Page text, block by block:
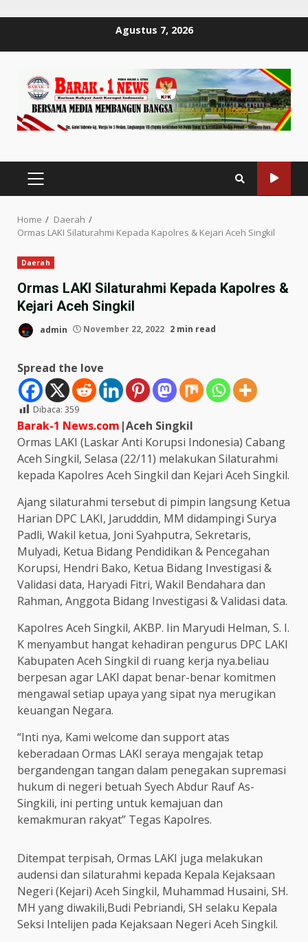
Agustus 7, 2026
PRIMARY
MENU
Home
Daerah
Ormas LAKI Silaturahmi Kepada Kapolres & Kejari Aceh Singkil
Daerah
Ormas LAKI Silaturahmi Kepada Kapolres &
Kejari Aceh Singkil
admin November 22, 2022 2 min read
Spread the love
Dibaca: 359
Barak-1 News.com |Aceh Singkil
Ormas LAKI (Laskar Anti Korupsi Indonesia) Cabang
Aceh Singkil, Selasa (22/11) melakukan Silaturahmi
kepada Kapolres Aceh Singkil dan Kejari Aceh Singkil.
Ajang silaturahmi tersebut di pimpin langsung Ketua
Harian DPC LAKI, Jarudddin, MM didampingi Surya
Padli, Wakil ketua, Joni Syahputra, Sekretaris,
Mulyadi, Ketua Bidang Pendidikan & Pencegahan
Korupsi, Hendri Bako, Ketua Bidang Investigasi &
Validasi data, Haryadi Fitri, Wakil Bendahara dan
Rahman, Anggota Bidang Investigasi & Validasi data.
Kapolres Aceh Singkil, AKBP. Iin Maryudi Helman, S. I.
K menyambut hangat kehadiran pengurus DPC LAKI
Kabupaten Aceh Singkil di ruang kerja nya.beliau
berpesan agar LAKI dapat benar-benar komitmen
mengawal setiap upaya yang sipat nya merugikan
keuangan Negara.
“Inti nya, Kami welcome dan support atas
keberadaan Ormas LAKI seraya mengajak tetap
bergandengan tangan dalam penegakan supremasi
hukum di negeri betuah Syech Abdur Rauf As-
Singkili, ini perting untuk kemajuan dan
kemakmuran rakyat” Tegas Kapolres.
Ditempat terpisah, Ormas LAKI juga melakukan
audensi dan silaturahmi kepada Kepala Kejaksaan
Negeri (Kejari) Aceh Singkil, Muhammad Husaini, SH.
MH yang diwakili,Budi Pebriandi, SH selaku Kepala
Seksi Intelijen pada Kejaksaan Negeri Aceh Singkil.